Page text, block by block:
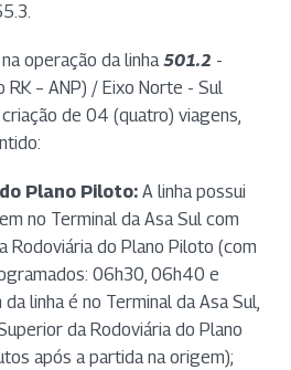
operação da linha501.2 -
RK – ANP) / Eixo Norte - Sul
de 04 (quatro) viagens,
Plano Piloto: A linha possui
no Terminal da Asa Sul com
Rodoviária do Plano Piloto (com
06h30, 06h40 e
linha é no Terminal da Asa Sul,
da Rodoviária do Plano
após a partida na origem);